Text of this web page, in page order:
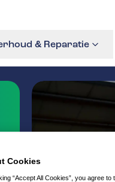
& Reparatie
Cookies
“Accept All Cookies”, you agree